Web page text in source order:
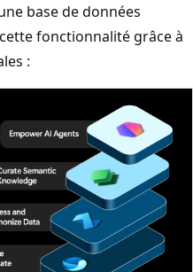
base de données
fonctionnalité grâce à
: